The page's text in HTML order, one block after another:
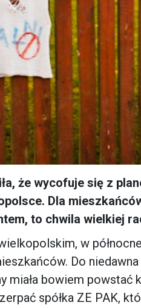
że wycofuje się z
Dla
to chwila wielkiej
w
Do
miała bowiem powstać
spółka ZE PAK,